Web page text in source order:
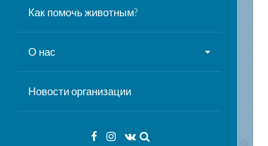
Как помочь животным?
О нас
Новости организации
Facebook
Instagram
VK